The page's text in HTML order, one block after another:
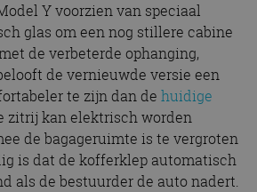
Y voorzien van speciaal
glas om een nog stillere cabine
de verbeterde ophanging,
de vernieuwde versie een
te zijn dan de huidige
zitrij kan elektrisch worden
de bagageruimte is te vergroten
is dat de kofferklep automatisch
als de bestuurder de auto nadert.